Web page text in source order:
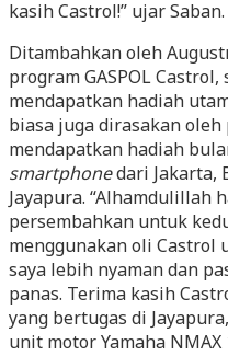
kasih Castrol!” ujar Saban.
Ditambahkan oleh
program GASPOL
mendapatkan hadiah
biasa juga dirasakan
mendapatkan hadiah
smartphonedari Jakarta,
Jayapura. “Alhamdulillah
persembahkan untuk
menggunakan oli Castrol
saya lebih nyaman dan
panas. Terima kasih
yang bertugas di
unit motor Yamaha NMAX